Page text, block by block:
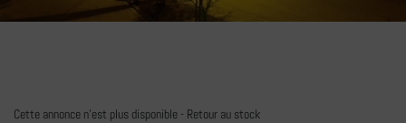
Cette annonce n'est plus disponible - Retour au stock